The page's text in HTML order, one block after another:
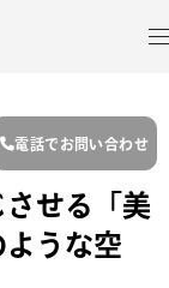
せる「美
うな空
電話でお問い合わせ